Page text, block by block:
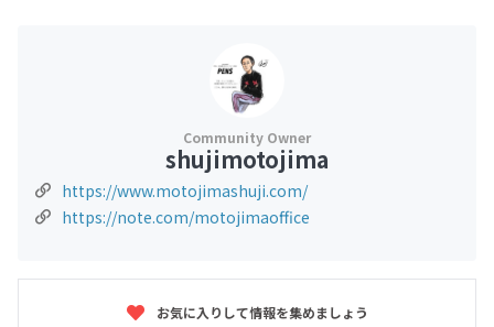
shujimotojima
https://www.motojimashuji.com/
https://note.com/motojimaoffice
お気に入りして情報を集めましょう